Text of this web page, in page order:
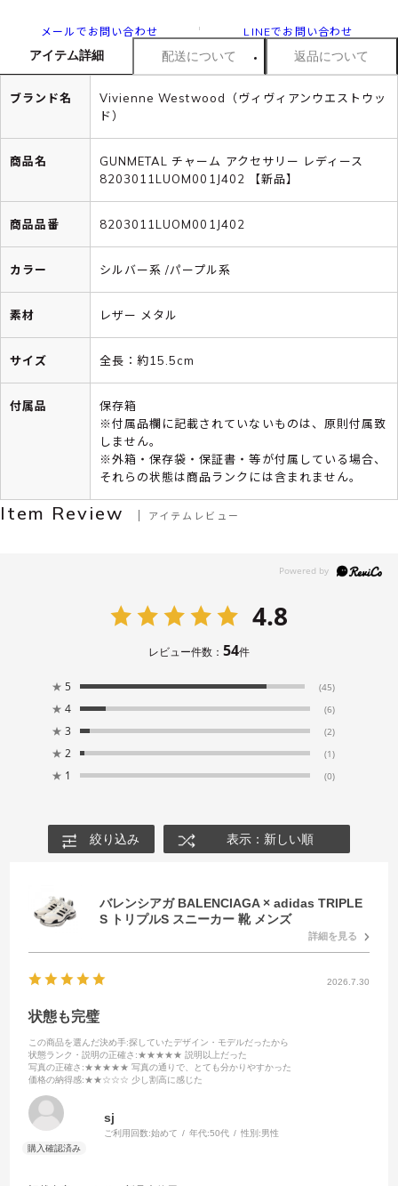
メールでお問い合わせ LINEでお問い合わせ
アイテム詳細 配送について 返品について
ブランド名
Vivienne Westwood（ヴィヴィアンウエストウッ
ド）
商品名
GUNMETAL チャーム アクセサリー レディース
8203011LUOM001J402 【新品】
商品品番 8203011LUOM001J402
カラー シルバー系 /パープル系
素材 レザー メタル
サイズ 全長：約15.5cm
付属品
保存箱
※付属品欄に記載されていないものは、原則付属致
しません。
※外箱・保存袋・保証書・等が付属している場合、
それらの状態は商品ランクには含まれません。
Item Review アイテムレビュー
4.8
レビュー件数： 54件
★ 5 (45)
★ 4 (6)
★ 3 (2)
★ 2 (1)
★ 1 (0)
絞り込み 表示：新しい順
バレンシアガ BALENCIAGA × adidas TRIPLE
S トリプルS スニーカー 靴 メンズ
詳細を見る
2026.7.30
状態も完璧
この商品を選んだ決め手:探していたデザイン・モデルだったから
状態ランク・説明の正確さ :★★★★★ 説明以上だった
写真の正確さ :★★★★★ 写真の通りで、とても分かりやすかった
価格の納得感:★★☆☆☆ 少し割高に感じた
sj
ご利用回数:始めて 年代:50代 性別:男性